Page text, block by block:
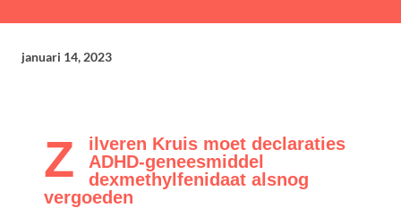
januari 14, 2023
Z
ilveren Kruis moet declaraties
ADHD-geneesmiddel
dexmethylfenidaat alsnog
vergoeden